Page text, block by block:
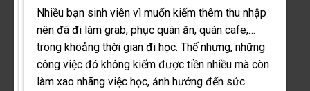
Nhiều bạn sinh viên vì muốn kiếm thêm thu nhập
nên đã đi làm grab, phục quán ăn, quán cafe,…
trong khoảng thời gian đi học. Thế nhưng, những
công việc đó không kiếm được tiền nhiều mà còn
làm xao nhãng việc học, ảnh hưởng đến sức